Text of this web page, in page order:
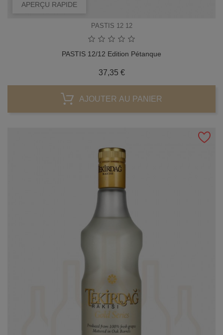
APERÇU RAPIDE
PASTIS 12 12
PASTIS 12/12 Edition Pétanque
37,35 €Prix
AJOUTER AU PANIER